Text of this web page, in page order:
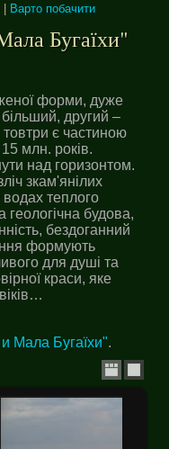
Варто побачити
Бугаїхи"
форми, дуже
другий –
товтри є частиною
млн. років.
над горизонтом.
зкам'янілих
теплого
будова,
бездоганний
формують
для душі та
краси, яке
Мала Бугаїхи".